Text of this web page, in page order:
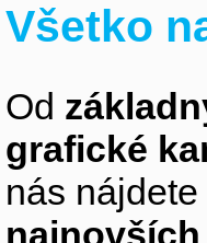
Všetko
Od
grafické
nás